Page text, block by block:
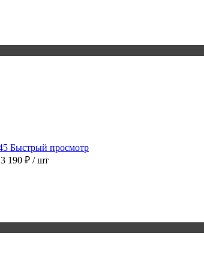
Быстрый просмотр
3 190 ₽ / шт